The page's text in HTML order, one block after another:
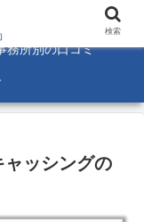
ミ募集中☆
務所別の口コミ
ャッシングの
検索